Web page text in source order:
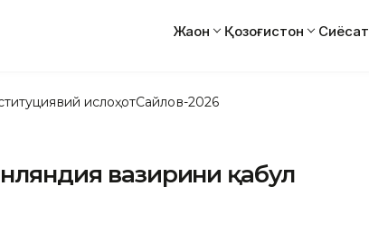
Жаҳон Қозоғистон Сиёсат
ислоҳотСайлов-2026
вазирини қабул